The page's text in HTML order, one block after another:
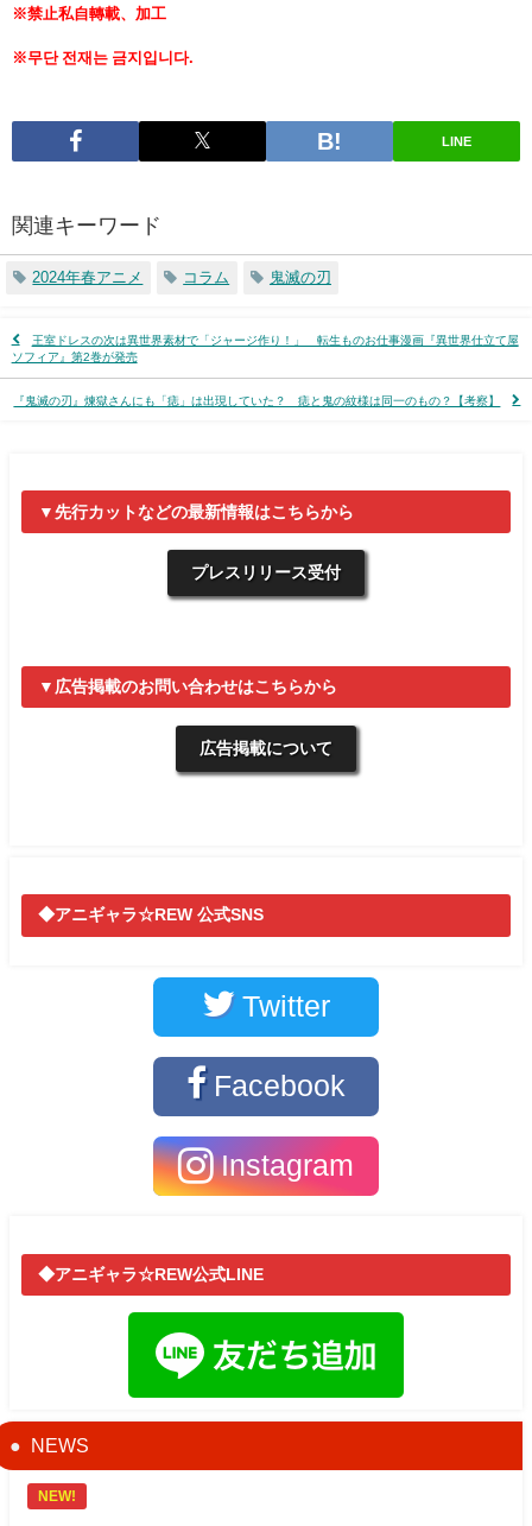
※禁止私自轉載、加工
※무단 전재는 금지입니다.
LINE
関連キーワード
2024年春アニメ コラム 鬼滅の刃
王室ドレスの次は異世界素材で「ジャージ作り！」 転生ものお仕事漫画『異世界仕立て屋
ソフィア』第2巻が発売
『鬼滅の刃』煉獄さんにも「痣」は出現していた？ 痣と鬼の紋様は同一のもの？【考察】
▼先行カットなどの最新情報はこちらから
プレスリリース受付
▼広告掲載のお問い合わせはこちらから
広告掲載について
◆アニギャラ☆REW 公式SNS
Twitter
Facebook
Instagram
◆アニギャラ☆REW公式LINE
NEWS
NEW!